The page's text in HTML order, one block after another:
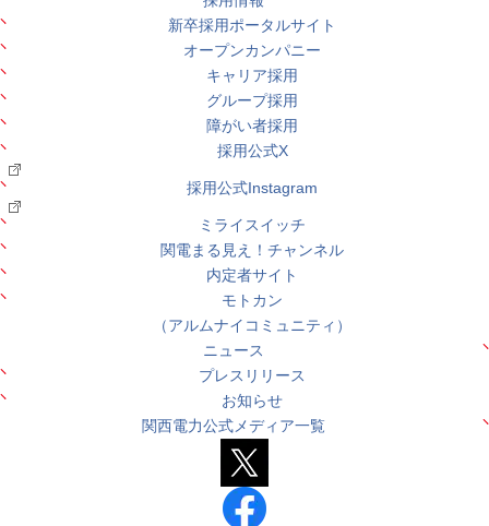
新卒採用ポータルサイト
オープンカンパニー
キャリア採用
グループ採用
障がい者採用
採用公式X
採用公式Instagram
ミライスイッチ
関電まる見え！チャンネル
内定者サイト
モトカン
（アルムナイコミュニティ）
ニュース
プレスリリース
お知らせ
関西電力公式メディア一覧